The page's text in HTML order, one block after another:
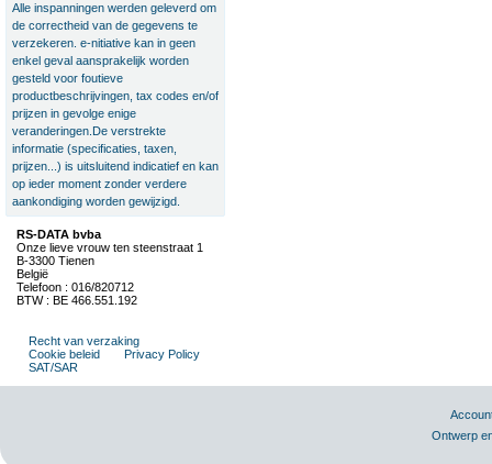
Alle inspanningen werden geleverd om
de correctheid van de gegevens te
verzekeren. e-nitiative kan in geen
enkel geval aansprakelijk worden
gesteld voor foutieve
productbeschrijvingen, tax codes en/of
prijzen in gevolge enige
veranderingen.De verstrekte
informatie (specificaties, taxen,
prijzen...) is uitsluitend indicatief en kan
op ieder moment zonder verdere
aankondiging worden gewijzigd.
RS-DATA bvba
Onze lieve vrouw ten steenstraat 1
B-3300 Tienen
België
Telefoon : 016/820712
BTW : BE 466.551.192
Recht van verzaking
Cookie beleid
Privacy Policy
SAT/SAR
Ontwerp